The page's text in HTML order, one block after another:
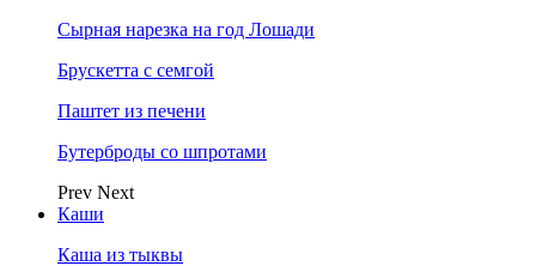
Сырная нарезка на год Лошади
Брускетта с семгой
Паштет из печени
Бутерброды со шпротами
Prev Next
Каши
Каша из тыквы